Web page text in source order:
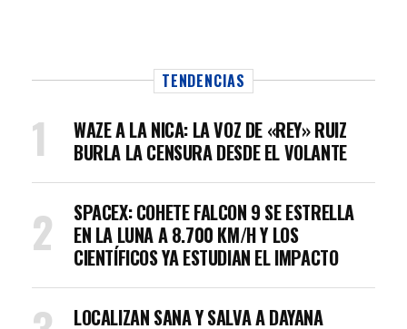
TENDENCIAS
WAZE A LA NICA: LA VOZ DE «REY» RUIZ
BURLA LA CENSURA DESDE EL VOLANTE
SPACEX: COHETE FALCON 9 SE ESTRELLA
EN LA LUNA A 8.700 KM/H Y LOS
CIENTÍFICOS YA ESTUDIAN EL IMPACTO
LOCALIZAN SANA Y SALVA A DAYANA